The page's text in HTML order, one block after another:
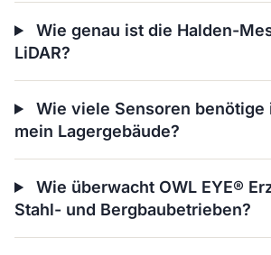
Wie genau ist die Halden-
LiDAR?
Wie viele Sensoren benötige
mein Lagergebäude?
Wie überwacht OWL EYE®
Stahl- und Bergbaubetrieben?